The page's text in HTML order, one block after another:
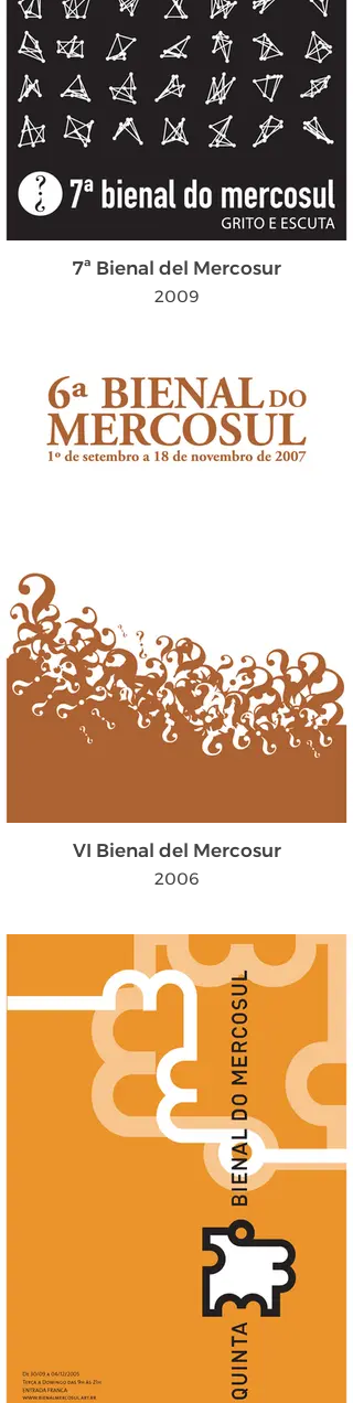
7ª Bienal del Mercosur
2009
VI Bienal del Mercosur
2006